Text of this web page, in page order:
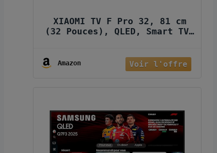
XIAOMI TV F Pro 32, 81 cm
(32 Pouces), QLED, Smart TV,
Virtual:X, DTS-HD,
Compatible avec Apple
Amazon